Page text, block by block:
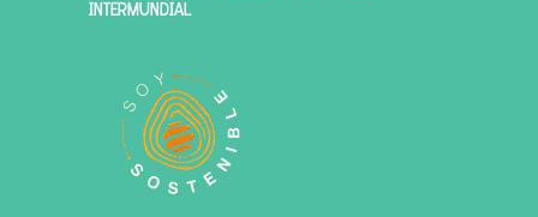
INTERMUNDIAL